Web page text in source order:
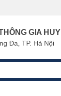
GIA HUY
Đa, TP. Hà Nội